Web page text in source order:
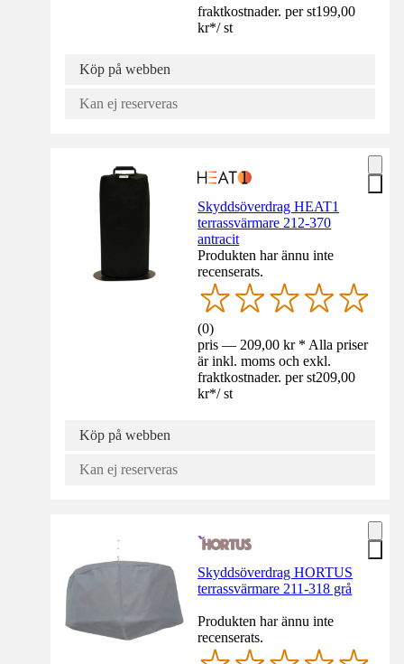
fraktkostnader. per st199,00
kr*/ st
Köp på webben
Kan ej reserveras
Skyddsöverdrag HEAT1
terrassvärmare 212-370
antracit
Produkten har ännu inte
recenserats.
(0)
pris — 209,00 kr * Alla priser
är inkl. moms och exkl.
fraktkostnader. per st209,00
kr*/ st
Köp på webben
Kan ej reserveras
Skyddsöverdrag HORTUS
terrassvärmare 211-318 grå
Produkten har ännu inte
recenserats.